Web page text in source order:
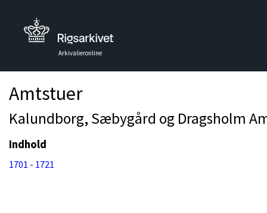
Arkivalieronline
Amtstuer
Kalundborg, Sæbygård og Dragsholm
Indhold
1701 - 1721